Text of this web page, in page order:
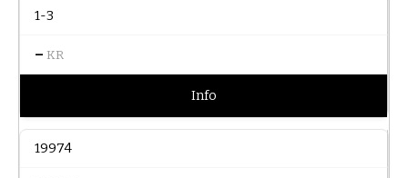
1-3
– KR
Info
19974